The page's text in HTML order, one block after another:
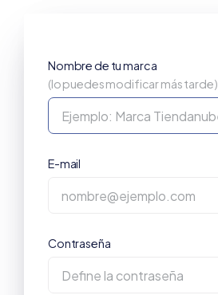
Nombre de tu marca
(lo puedes modificar más tarde)
E-mail
Contraseña